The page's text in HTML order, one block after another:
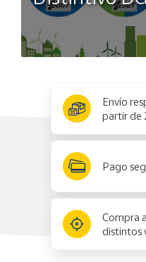
Envío
partir de
Pago
Compra
distintos